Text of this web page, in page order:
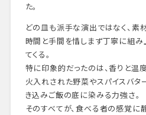
た。
どの皿も派手な演出ではなく、素
時間と手間を惜しまず丁寧に組
てくる。
特に印象的だったのは、香りと温
火入れされた野菜やスパイスバタ
き込みご飯の底に染みる力強さ。
そのすべてが、食べる者の感覚に